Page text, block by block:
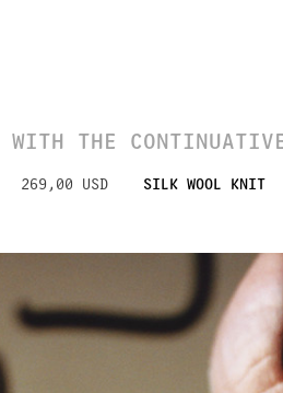
WITH THE
269,00 USD SILK WOOL KNIT